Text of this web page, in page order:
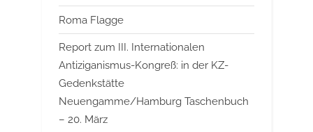
Roma Flagge
Report zum III. Internationalen
Antiziganismus-Kongreß: in der KZ-
Gedenkstätte
Neuengamme/Hamburg Taschenbuch
– 20. März